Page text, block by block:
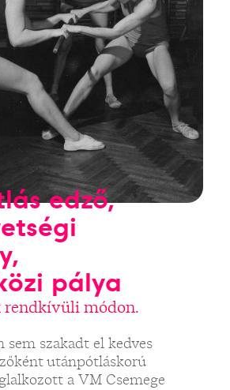
edző,
pálya
rendkívüli módon.
sem szakadt el kedves
utánpótláskorú
a VM Csemege